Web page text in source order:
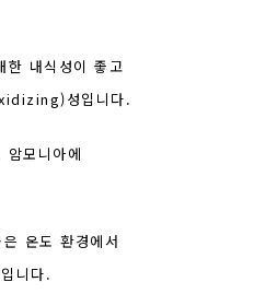
내식성이 좋고
성입니다.
모니아에
온도 환경에서
니다.